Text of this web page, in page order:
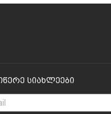
Სიახლეები